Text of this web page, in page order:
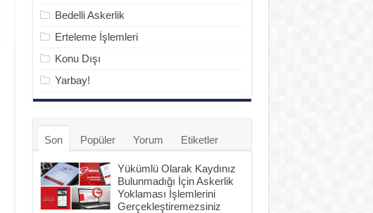
Bedelli Askerlik
Erteleme İşlemleri
Konu Dışı
Yarbay!
Son Popüler Yorum Etiketler
Yükümlü Olarak Kaydınız
Bulunmadığı İçin Askerlik
Yoklaması İşlemlerini
Gerçekleştiremezsiniz